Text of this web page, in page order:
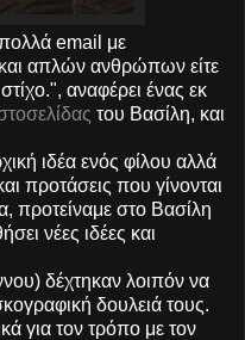
email με
απλών ανθρώπων είτε
αναφέρει ένας εκ
του Βασίλη, και
ιδέα ενός φίλου αλλά
προτάσεις που γίνονται
προτείναμε στο Βασίλη
νέες ιδέες και
δέχτηκαν λοιπόν να
δουλειά τους.
για τον τρόπο με τον